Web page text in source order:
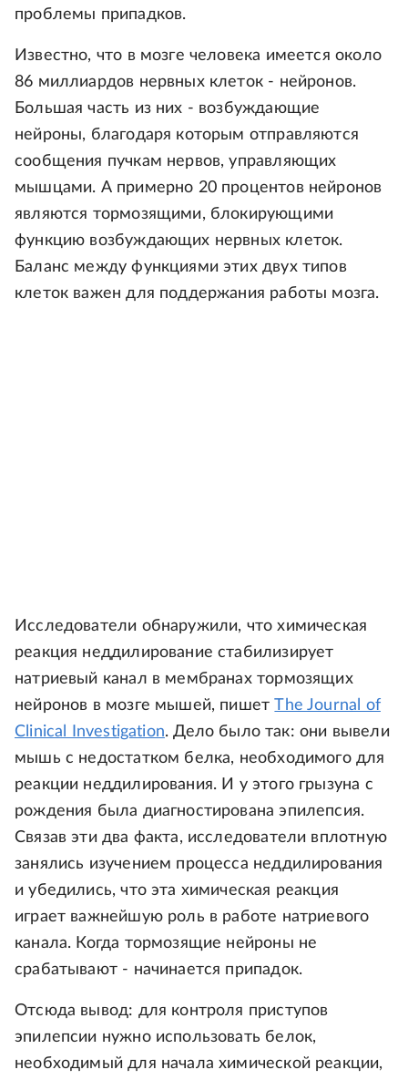
проблемы припадков.
Известно, что в мозге человека имеется около
86 миллиардов нервных клеток - нейронов.
Большая часть из них - возбуждающие
нейроны, благодаря которым отправляются
сообщения пучкам нервов, управляющих
мышцами. А примерно 20 процентов нейронов
являются тормозящими, блокирующими
функцию возбуждающих нервных клеток.
Баланс между функциями этих двух типов
клеток важен для поддержания работы мозга.
Исследователи обнаружили, что химическая
реакция неддилирование стабилизирует
натриевый канал в мембранах тормозящих
нейронов в мозге мышей, пишетThe Journal of
Clinical Investigation. Дело было так: они вывели
мышь с недостатком белка, необходимого для
реакции неддилирования. И у этого грызуна с
рождения была диагностирована эпилепсия.
Связав эти два факта, исследователи вплотную
занялись изучением процесса неддилирования
и убедились, что эта химическая реакция
играет важнейшую роль в работе натриевого
канала. Когда тормозящие нейроны не
срабатывают - начинается припадок.
Отсюда вывод: для контроля приступов
эпилепсии нужно использовать белок,
необходимый для начала химической реакции,